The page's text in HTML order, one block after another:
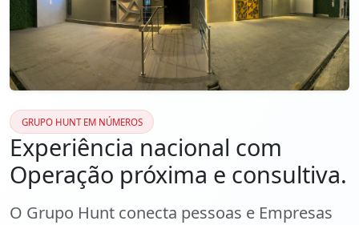
GRUPO HUNT EM NÚMEROS
Experiência nacional com
Operação próxima e consultiva.
O Grupo Hunt conecta pessoas e Empresas